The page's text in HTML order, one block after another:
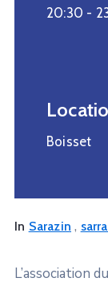
20:30 -
Boisset
In Sarazin ,
L’association